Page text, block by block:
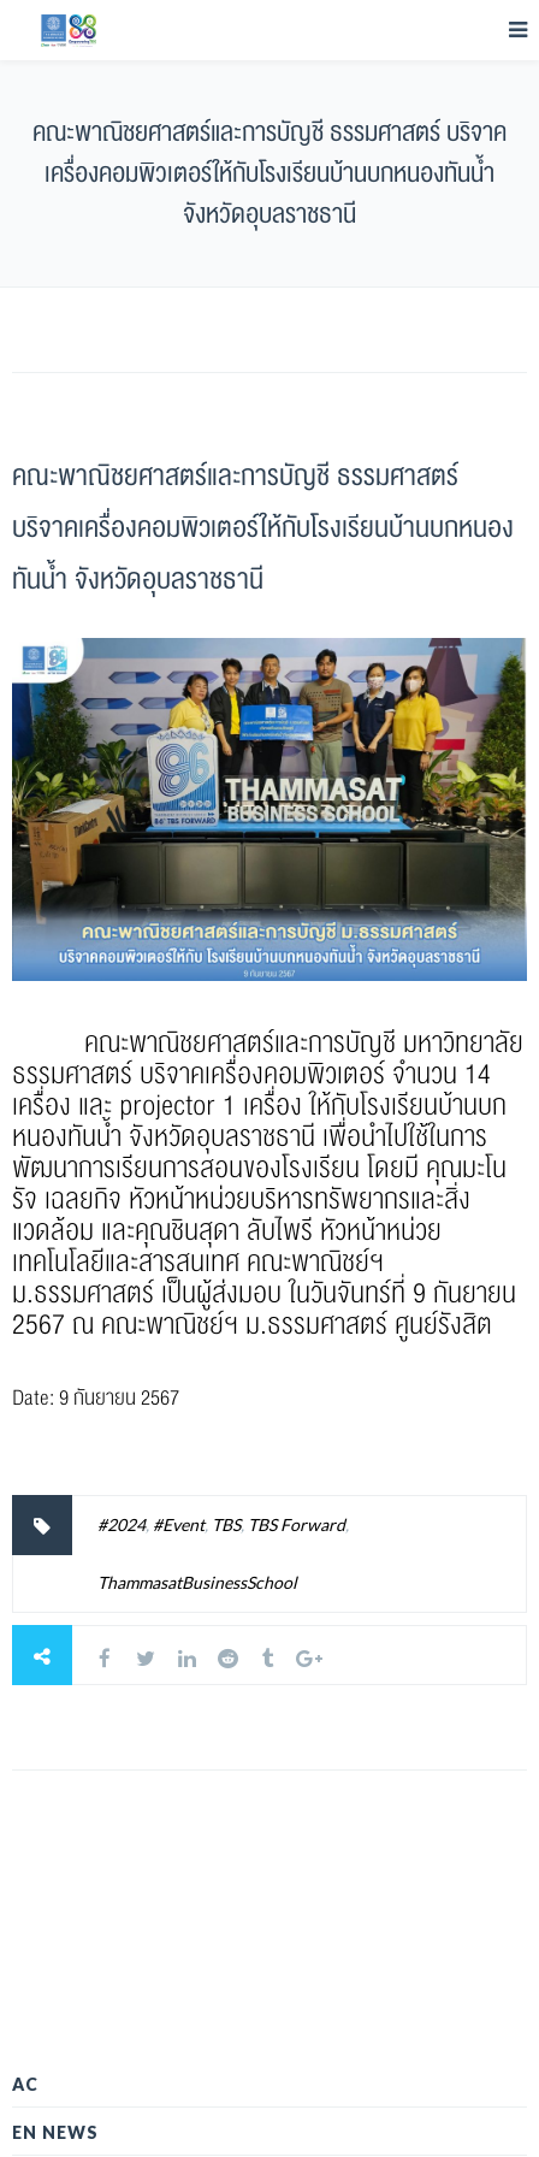
คณะพาณิชยศาสตร์และการบัญชี ธรรมศาสตร์ บริจาค
เครื่องคอมพิวเตอร์ให้กับโรงเรียนบ้านบกหนองทันน้ำ
จังหวัดอุบลราชธานี
คณะพาณิชยศาสตร์และการบัญชี ธรรมศาสตร์
บริจาคเครื่องคอมพิวเตอร์ให้กับโรงเรียนบ้านบกหนอง
ทันน้ำ จังหวัดอุบลราชธานี
คณะพาณิชยศาสตร์และการบัญชี มหาวิทยาลัย
ธรรมศาสตร์ บริจาคเครื่องคอมพิวเตอร์ จำนวน 14
เครื่อง และ projector 1 เครื่อง ให้กับโรงเรียนบ้านบก
หนองทันน้ำ จังหวัดอุบลราชธานี เพื่อนำไปใช้ในการ
พัฒนาการเรียนการสอนของโรงเรียน โดยมี คุณมะโน
รัจ เฉลยกิจ หัวหน้าหน่วยบริหารทรัพยากรและสิ่ง
แวดล้อม และคุณชินสุดา ลับไพรี หัวหน้าหน่วย
เทคโนโลยีและสารสนเทศ คณะพาณิชย์ฯ
ม.ธรรมศาสตร์ เป็นผู้ส่งมอบ ในวันจันทร์ที่ 9 กันยายน
2567 ณ คณะพาณิชย์ฯ ม.ธรรมศาสตร์ ศูนย์รังสิต
Date: 9 กันยายน 2567
#2024, #Event, TBS, TBS Forward,
ThammasatBusinessSchool
AC
EN NEWS